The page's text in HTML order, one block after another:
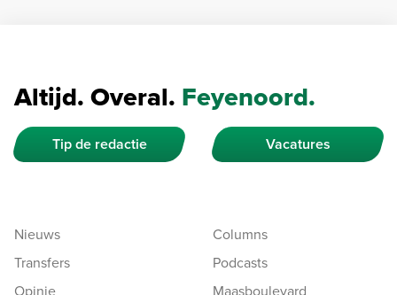
Altijd. Overal. Feyenoord.
Tip de redactie Vacatures
Nieuws
Transfers
Opinie
Columns
Podcasts
Maasboulevard